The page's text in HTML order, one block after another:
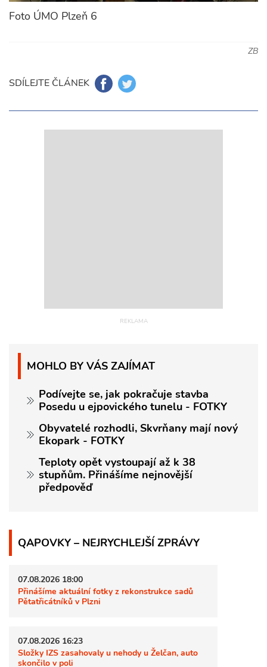
Foto ÚMO Plzeň 6
ZB
SDÍLEJTE ČLÁNEK
MOHLO BY VÁS ZAJÍMAT
Podívejte se, jak pokračuje stavba
Posedu u ejpovického tunelu - FOTKY
Obyvatelé rozhodli, Skvrňany mají nový
Ekopark - FOTKY
Teploty opět vystoupají až k 38
stupňům. Přinášíme nejnovější
předpověď
QAPOVKY – NEJRYCHLEJŠÍ ZPRÁVY
07.08.2026 18:00
Přinášíme aktuální fotky z rekonstrukce sadů
Pětatřicátníků v Plzni
07.08.2026 16:23
Složky IZS zasahovaly u nehody u Želčan, auto
skončilo v poli